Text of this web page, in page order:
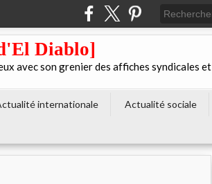
Diablo]
avec son grenier des affiches syndicales et
internationale Actualité sociale